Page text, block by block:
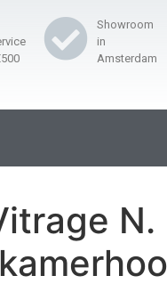
Showroom
in
Amsterdam
N.